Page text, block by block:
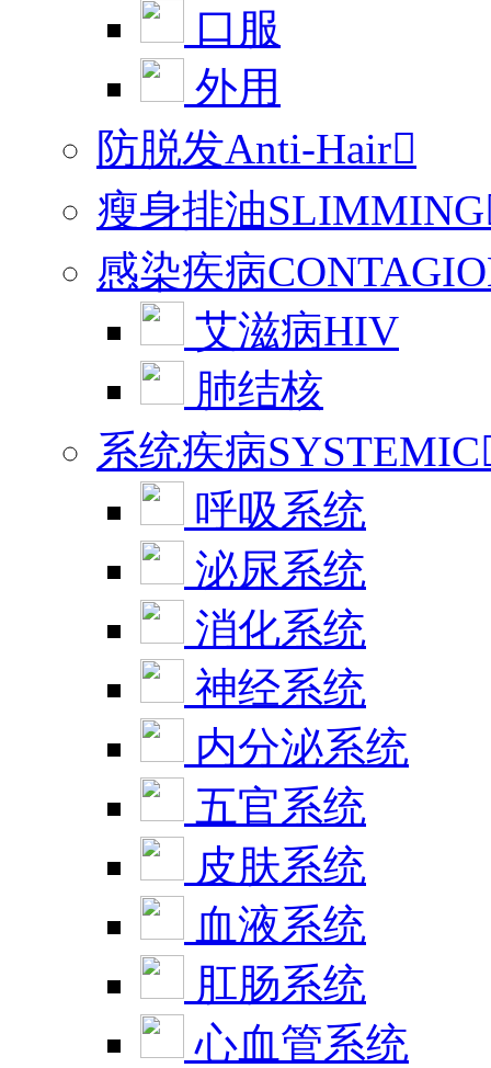
口服
外用
防脱发Anti-Hair
瘦身排油SLIMMING
感染疾病
艾滋病HIV
肺结核
系统疾病SYSTEMIC
呼吸系统
泌尿系统
消化系统
神经系统
内分泌系统
五官系统
皮肤系统
血液系统
肛肠系统
心血管系统